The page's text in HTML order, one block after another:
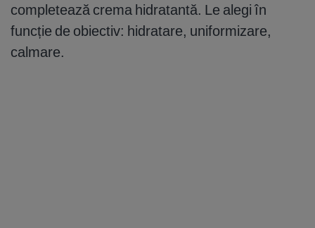
completează crema hidratantă. Le alegi în
funcție de obiectiv: hidratare, uniformizare,
calmare.